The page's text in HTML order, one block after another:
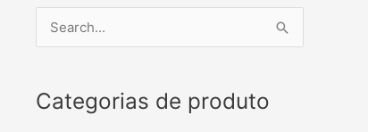
e
q
Categorias de produto